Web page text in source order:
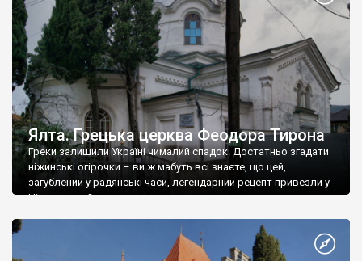
Ялта. Грецька церква Феодора Тирона
Греки залишили Україні чималий спадок. Достатньо згадати
ніжинські огірочки – ви ж мабуть всі знаєте, що цей,
загублений у радянські часи, легендарний рецепт привезли у
Ніжин греки?